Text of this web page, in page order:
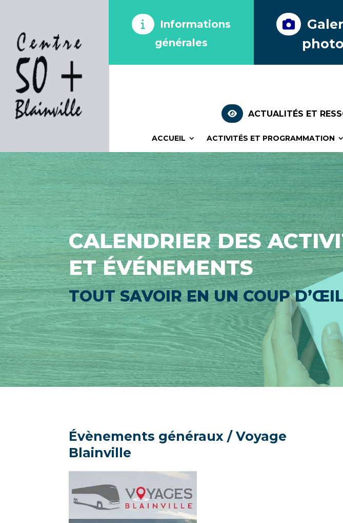
Informations
générales
ACTUALITÉS ET
ACCUEIL ACTIVITÉS ET PROGRAMMATION
CALENDRIER DES
ET ÉVÉNEMENTS
TOUT SAVOIR EN UN COUP
Évènements généraux /Voyage
Blainville